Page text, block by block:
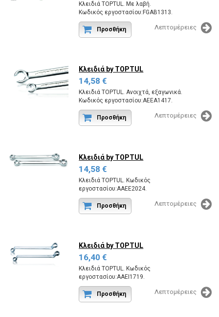
Κλειδιά TOPTUL. Με λαβή.
Κωδικός εργοστασίου:FGAB1313.
Προσθήκη Λεπτομέρειες
Κλειδιά by TOPTUL
14,58 €
Κλειδιά TOPTUL. Ανοιχτά, εξαγωνικά.
Κωδικός εργοστασίου:AEEA1417.
Προσθήκη Λεπτομέρειες
Κλειδιά by TOPTUL
14,58 €
Κλειδιά TOPTUL. Κωδικός
εργοστασίου:AAEE2024.
Προσθήκη Λεπτομέρειες
Κλειδιά by TOPTUL
16,40 €
Κλειδιά TOPTUL. Κωδικός
εργοστασίου:AAEI1719.
Προσθήκη Λεπτομέρειες